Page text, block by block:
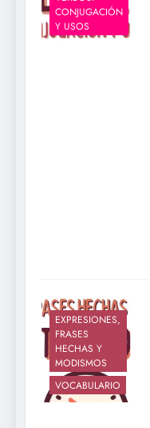
CONJUGACIÓN
Y USOS
EXPRESIONES,
FRASES
HECHAS Y
MODISMOS
VOCABULARIO